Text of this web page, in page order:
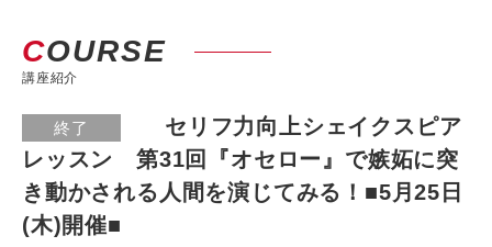
COURSE
講座紹介
終了
セリフ力向上シェイクスピア
レッスン 第31回『オセロー』で嫉妬に突
き動かされる人間を演じてみる！■5月25日
(木)開催■